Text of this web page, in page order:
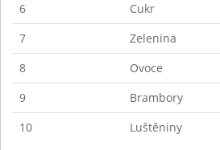
6
Cukr
7
Zelenina
8
Ovoce
9
Brambory
10
Luštěniny